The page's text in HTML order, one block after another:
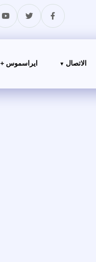
الاتصال ايراسموس +